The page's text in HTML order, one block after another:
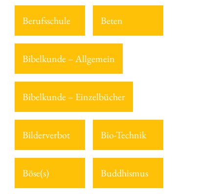
Berufsschule Beten
Bibelkunde – Allgemein
Bibelkunde – Einzelbücher
Bilderverbot Bio-Technik
Böse(s) Buddhismus